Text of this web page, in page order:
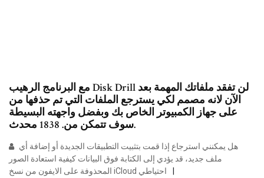
مع البرنامج الرهيب Disk Drill لن تفقد ملفاتك المهمة بعد
الآن لانه مصمم لكي يسترجع الملفات التي تم حذفها من
على جهاز الكمبيوتر الخاص بك وبفضل واجهته البسيطة
سوف تتمكن من. 1838 محدث.
ملف جديد، قد يؤدي إلى الكتابة فوق البيانات كيفية استعادة الصور
المحذوفة على الايفون من نسخ iCloud احتياطي